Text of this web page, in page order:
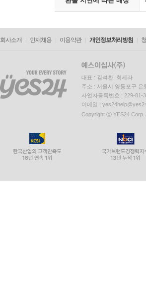
회사소개 인재채용 이용약관 개인정보처리방침
대표 : 김석환, 최세라
주소 : 서울시 영등포구
사업자등록번호 : 229-
이메일 :
Copyright ⓒ YES24 Corp.